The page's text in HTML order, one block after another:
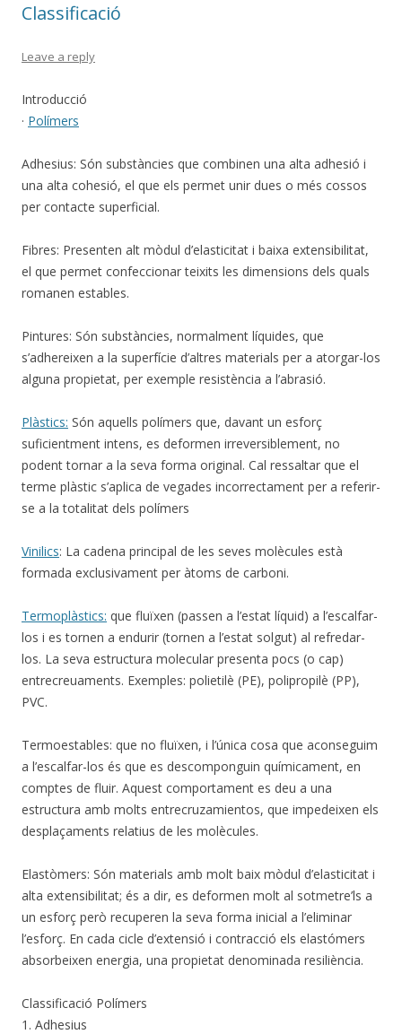
k
Classificació
Leave a reply
Introducció
· Polímers
Adhesius: Són substàncies que combinen una alta adhesió i
una alta cohesió, el que els permet unir dues o més cossos
per contacte superficial.
Fibres: Presenten alt mòdul d’elasticitat i baixa extensibilitat,
el que permet confeccionar teixits les dimensions dels quals
romanen estables.
Pintures: Són substàncies, normalment líquides, que
s’adhereixen a la superfície d’altres materials per a atorgar-los
alguna propietat, per exemple resistència a l’abrasió.
Plàstics: Són aquells polímers que, davant un esforç
suficientment intens, es deformen irreversiblement, no
podent tornar a la seva forma original. Cal ressaltar que el
terme plàstic s’aplica de vegades incorrectament per a referir-
se a la totalitat dels polímers
Vinilics: La cadena principal de les seves molècules està
formada exclusivament per àtoms de carboni.
Termoplàstics: que fluïxen (passen a l’estat líquid) a l’escalfar-
los i es tornen a endurir (tornen a l’estat solgut) al refredar-
los. La seva estructura molecular presenta pocs (o cap)
entrecreuaments. Exemples: polietilè (PE), polipropilè (PP),
PVC.
Termoestables: que no fluïxen, i l’única cosa que aconseguim
a l’escalfar-los és que es descomponguin químicament, en
comptes de fluir. Aquest comportament es deu a una
estructura amb molts entrecruzamientos, que impedeixen els
desplaçaments relatius de les molècules.
Elastòmers: Són materials amb molt baix mòdul d’elasticitat i
alta extensibilitat; és a dir, es deformen molt al sotmetre’ls a
un esforç però recuperen la seva forma inicial a l’eliminar
l’esforç. En cada cicle d’extensió i contracció els elastómers
absorbeixen energia, una propietat denominada resiliència.
Classificació Polímers
1. Adhesius